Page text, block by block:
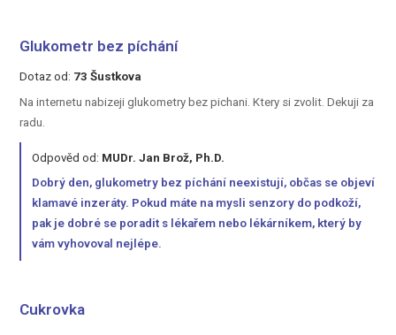
Glukometr bez píchání
Dotaz od: 73 Šustkova
Na internetu nabizeji glukometry bez pichani. Ktery si zvolit. Dekuji za
radu.
Odpověd od: MUDr. Jan Brož, Ph.D.
Dobrý den, glukometry bez píchání neexistují, občas se objeví
klamavé inzeráty. Pokud máte na mysli senzory do podkoží,
pak je dobré se poradit s lékařem nebo lékárníkem, který by
vám vyhovoval nejlépe.
Cukrovka